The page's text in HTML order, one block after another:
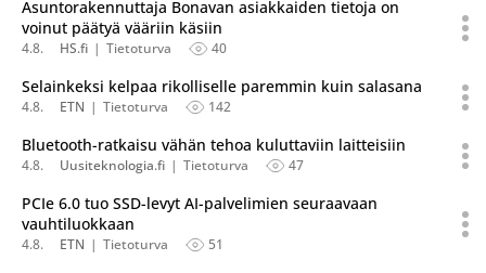
Asuntorakennuttaja Bonavan asiakkaiden tietoja on
voinut päätyä vääriin käsiin
4.8. HS.fi Tietoturva 40
Selainkeksi kelpaa rikolliselle paremmin kuin salasana
4.8. ETN Tietoturva 142
Bluetooth-ratkaisu vähän tehoa kuluttaviin laitteisiin
4.8. Uusiteknologia.fi Tietoturva 47
PCIe 6.0 tuo SSD-levyt AI-palvelimien seuraavaan
vauhtiluokkaan
4.8. ETN Tietoturva 51